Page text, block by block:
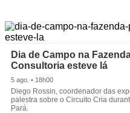
Dia de Campo na
Consultoria esteve lá
5 ago. • 18h00
Diego Rossin, coordenador das
palestra sobre o Circuito Cria
Pará.